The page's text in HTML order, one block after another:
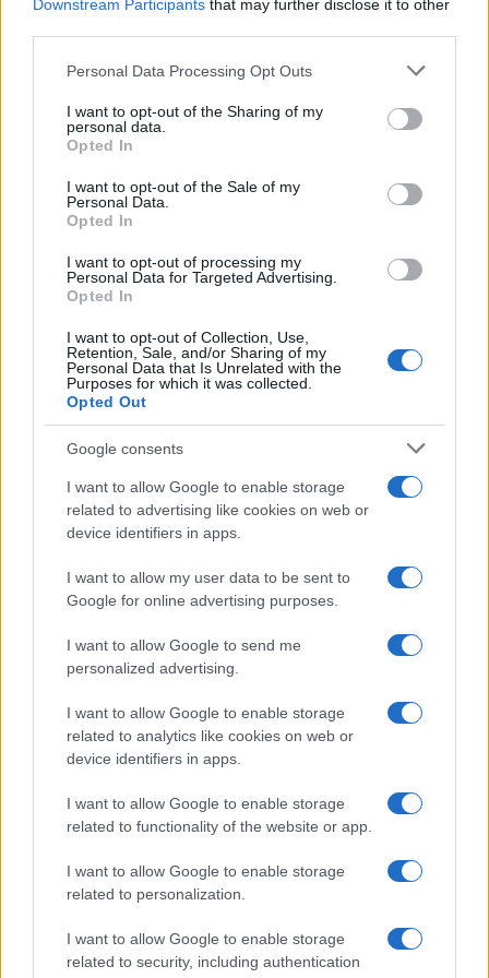
Downstream Participants that may further disclose it to other
Please note that this website/app uses one or more Google
not limited to your visit or usage behaviour. You may click to
grant or deny consent to Google and its third-party tags to
use your data for below specified purposes in below Google
consent section.
Personal Data Processing Opt Outs
I want to opt-out of the Sharing of my
personal data.
Opted In
I want to opt-out of the Sale of my
Personal Data.
Opted In
I want to opt-out of processing my
Personal Data for Targeted Advertising.
Opted In
I want to opt-out of Collection, Use,
Retention, Sale, and/or Sharing of my
Personal Data that Is Unrelated with the
Purposes for which it was collected.
Opted Out
Google consents
I want to allow Google to enable storage
related to advertising like cookies on web or
device identifiers in apps.
I want to allow my user data to be sent to
Google for online advertising purposes.
I want to allow Google to send me
personalized advertising.
I want to allow Google to enable storage
related to analytics like cookies on web or
device identifiers in apps.
I want to allow Google to enable storage
related to functionality of the website or app.
I want to allow Google to enable storage
related to personalization.
I want to allow Google to enable storage
related to security, including authentication
Ειδικής Αγωγής στην Πάτρα.
Οι γονείς ζητούν να υπάρξει σαφής ενημέρωση για το τι
έχει συμβεί και για το αν έχουν δοθεί οι απαραίτητες
Η επιστολή του Συλλόγου «Ήλις»
Τις ανησυχίες επιβεβαιώνει και ο Νομαρχιακός
Σύλλογος Γονέων, Κηδεμόνων και ΑμεΑ Νομού Ηλείας
«Ήλις», με κατεπείγουσα επιστολή του.